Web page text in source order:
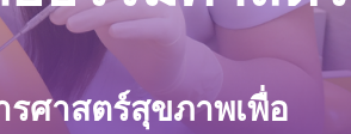
รศาสตร์สุขภาพเพื่อ